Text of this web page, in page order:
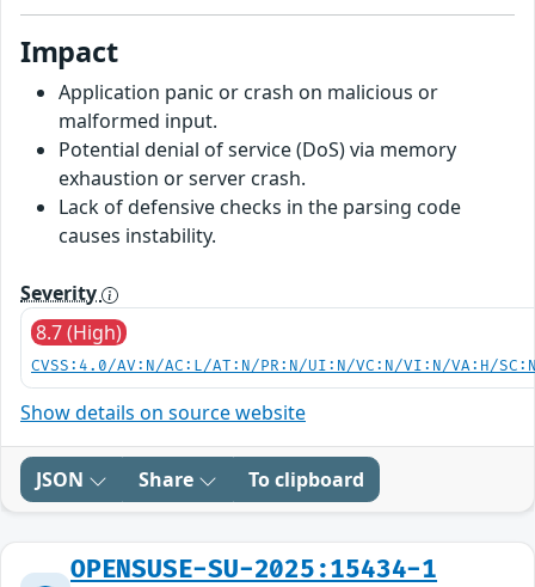
Impact
Application panic or crash on malicious or
malformed input.
Potential denial of service (DoS) via memory
exhaustion or server crash.
Lack of defensive checks in the parsing code
causes instability.
Severity
8.7 (High)
CVSS:4.0/AV:N/AC:L/AT:N/PR:N/UI:N/VC:N/VI:N/VA:H/
Show details on source website
JSON Share To clipboard
OPENSUSE-SU-2025:15434-1